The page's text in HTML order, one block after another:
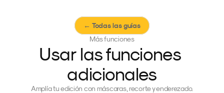
← Todas las guías
Más funciones
Usar las funciones
adicionales
Amplía tu edición con máscaras, recorte y enderezado.